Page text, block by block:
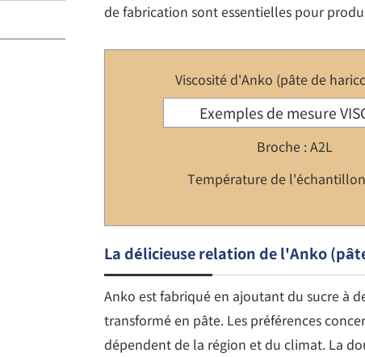
de fabrication sont essentielles pour
Viscosité d'Anko (pâte de
Exemples de mesure
Broche : A2L
Température de
La délicieuse relation de l'Anko
Anko est fabriqué en ajoutant du sucre à
transformé en pâte. Les préférences
dépendent de la région et du climat. La